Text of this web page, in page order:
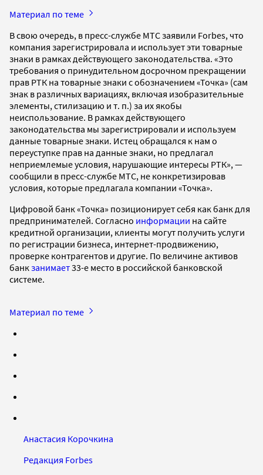
Материал по теме
В свою очередь, в пресс-службе МТС заявили Forbes, что
компания зарегистрировала и использует эти товарные
знаки в рамках действующего законодательства. «Это
требования о принудительном досрочном прекращении
прав РТК на товарные знаки с обозначением «Точка» (сам
знак в различных вариациях, включая изобразительные
элементы, стилизацию и т. п.) за их якобы
неиспользование. В рамках действующего
законодательства мы зарегистрировали и используем
данные товарные знаки. Истец обращался к нам о
переуступке прав на данные знаки, но предлагал
неприемлемые условия, нарушающие интересы РТК», —
сообщили в пресс-службе МТС, не конкретизировав
условия, которые предлагала компании «Точка».
Цифровой банк «Точка» позиционирует себя как банк для
предпринимателей. Согласно информации на сайте
кредитной организации, клиенты могут получить услуги
по регистрации бизнеса, интернет-продвижению,
проверке контрагентов и другие. По величине активов
банкзанимает33-е место в российской банковской
системе.
Материал по теме
Анастасия Корочкина
Редакция Forbes